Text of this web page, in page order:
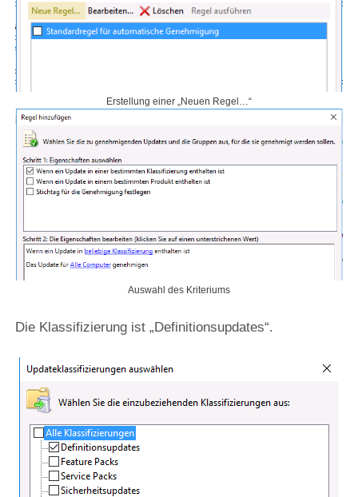
Erstellung einer „Neuen Regel…“
Auswahl des Kriteriums
Die Klassifizierung ist „Definitionsupdates“.